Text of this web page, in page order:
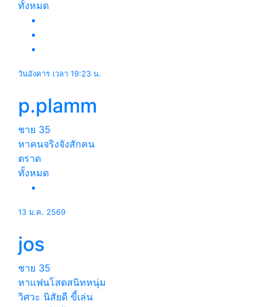
ทั้งหมด
วันอังคาร เวลา 19:23 น.
p.plamm
ชาย 35
หาคนจริงจังสักคน
ตราด
ทั้งหมด
13 ม.ค. 2569
jos
ชาย 35
หาแฟนโสดสนิทหนุ่ม
วิศวะ นิสัยดี ขี้เล่น